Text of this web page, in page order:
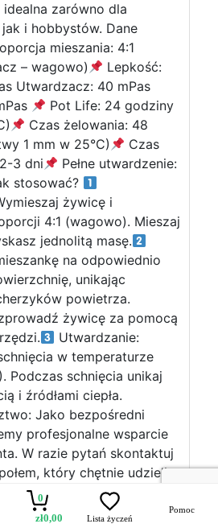
zarówno dla
i hobbystów. Dane
mieszania: 4:1
– wagowo)
Lepkość:
Utwardzacz: 40 mPas
Pot Life: 24 godziny
Czas żelowania: 48
1 mm w 25°C)
Czas
3 dni
Pełne utwardzenie:
stosować?
żywicę i
4:1 (wagowo). Mieszaj
jednolitą masę.
na odpowiednio
unikając
powietrza.
żywicę za pomocą
Utwardzanie:
w temperaturze
Podczas schnięcia unikaj
i źródłami ciepła.
Jako bezpośredni
profesjonalne wsparcie
W razie pytań skontaktuj
który chętnie udzieli
Uwaga:EPOXYTABLE 10
do grubych
0
zł0,00 Lista życzeń
Pomoc